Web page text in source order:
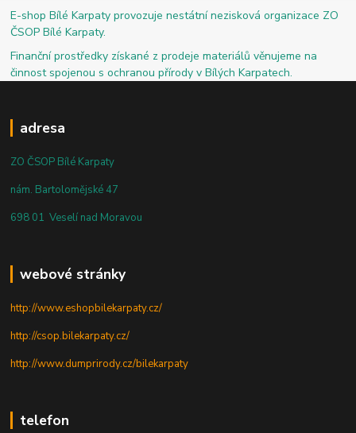
E-shop Bílé Karpaty provozuje nestátní nezisková organizace ZO
ČSOP Bílé Karpaty.
Finanční prostředky získané z prodeje materiálů věnujeme na
činnost spojenou s ochranou přírody v Bílých Karpatech.
adresa
ZO ČSOP Bílé Karpaty
nám. Bartolomějské 47
698 01 Veselí nad Moravou
webové stránky
http://www.eshopbilekarpaty.cz/
http://csop.bilekarpaty.cz/
http://www.dumprirody.cz/bilekarpaty
telefon